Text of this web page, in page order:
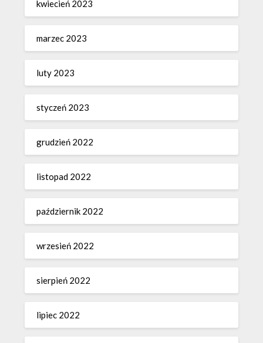
kwiecień 2023
marzec 2023
luty 2023
styczeń 2023
grudzień 2022
listopad 2022
październik 2022
wrzesień 2022
sierpień 2022
lipiec 2022